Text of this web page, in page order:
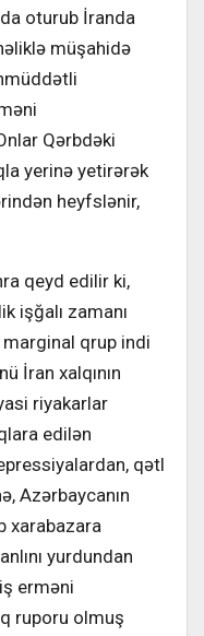
oturub İranda
müşahidə
Qərbdəki
yerinə yetirərək
heyfslənir,
qeyd edilir ki,
işğalı zamanı
qrup indi
İran xalqı­nın
riyakarlar
edilən
qətl
Azərbaycanın
xaraba­zara
yurdundan
erməni
ruporu olmuş